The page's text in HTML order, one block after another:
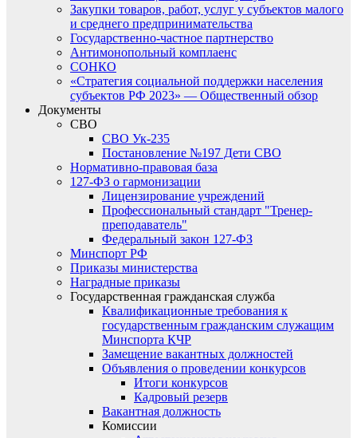
Закупки товаров, работ, услуг у субъектов малого
и среднего предпринимательства
Государственно-частное партнерство
Антимонопольный комплаенс
СОНКО
«Стратегия социальной поддержки населения
субъектов РФ 2023» — Общественный обзор
Документы
СВО
СВО Ук-235
Постановление №197 Дети СВО
Нормативно-правовая база
127-ФЗ о гармонизации
Лицензирование учреждений
Профессиональный стандарт "Тренер-
преподаватель"
Федеральный закон 127-ФЗ
Минспорт РФ
Приказы министерства
Наградные приказы
Государственная гражданская служба
Квалификационные требования к
государственным гражданским служащим
Минспорта КЧР
Замещение вакантных должностей
Объявления о проведении конкурсов
Итоги конкурсов
Кадровый резерв
Вакантная должность
Комиссии